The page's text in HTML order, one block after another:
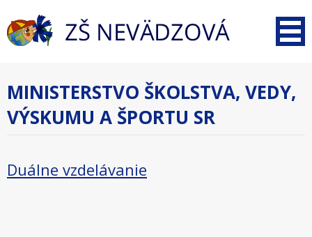
MINISTERSTVO ŠKOLSTVA, VEDY,
VÝSKUMU A ŠPORTU SR
Duálne vzdelávanie